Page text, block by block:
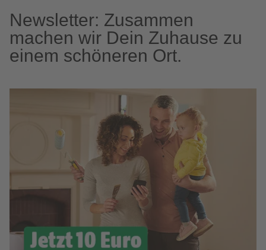
Newsletter: Zusammen
machen wir Dein Zuhause zu
einem schöneren Ort.